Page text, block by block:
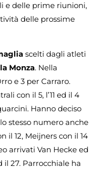
e delle prime riunioni,
delle prossime
scelti dagli atleti
Monza. Nella
e 3 per Carraro.
con il 5, l’11 ed il 4
Hanno deciso
stesso numero anche
il 12, Meijners con il 14
arrivati Van Hecke ed
il 27. Parrocchiale ha